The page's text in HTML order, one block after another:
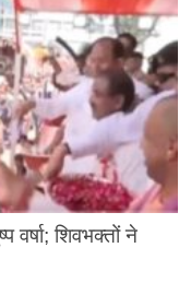
वर्षा; शिवभक्तों ने